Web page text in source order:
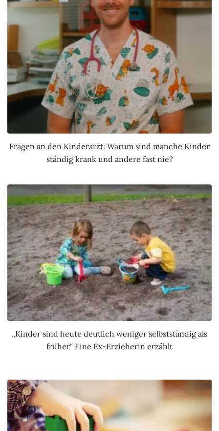
Fragen an den Kinderarzt: Warum sind manche Kinder
ständig krank und andere fast nie?
„Kinder sind heute deutlich weniger selbstständig als
früher“ Eine Ex-Erzieherin erzählt